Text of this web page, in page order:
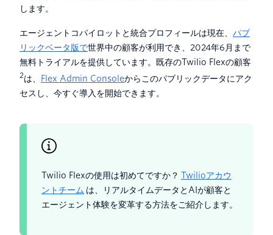
します。
エージェントコパイロットと統合プロフィールは現在、 パブ
リックベータ版で世界中の顧客が利用でき、2024年6月まで
無料トライアルを提供しています。既存のTwilio Flexの顧客
2は、 Flex Admin Consoleからこのパブリックデータにアク
セスし、今すぐ導入を開始できます。
Twilio Flexの使用は初めてですか？ Twilioアカウ
ントチーム は、リアルタイムデータとAIが顧客と
エージェント体験を変革する方法をご紹介します。